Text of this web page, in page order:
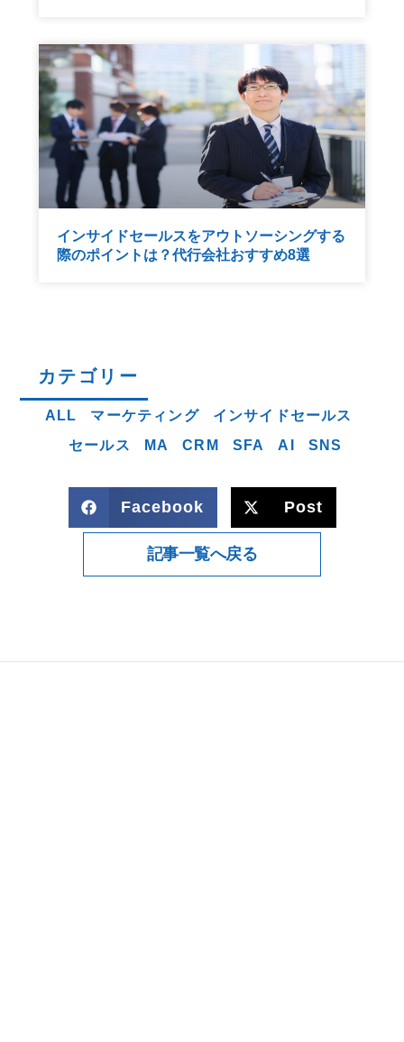
インサイドセールスをアウトソーシングする
際のポイントは？代行会社おすすめ8選
カテゴリー
ALL マーケティング
インサイドセールス
セールス
MA CRM SFA AI SNS
Facebook Post
記事一覧へ戻る